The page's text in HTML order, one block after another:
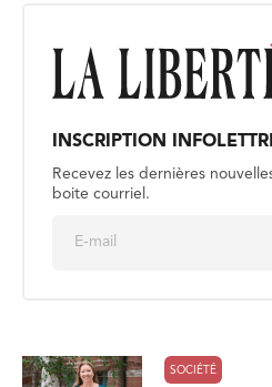
INSCRIPTION
Recevez les dernières
boite courriel.
SOCIÉTÉ